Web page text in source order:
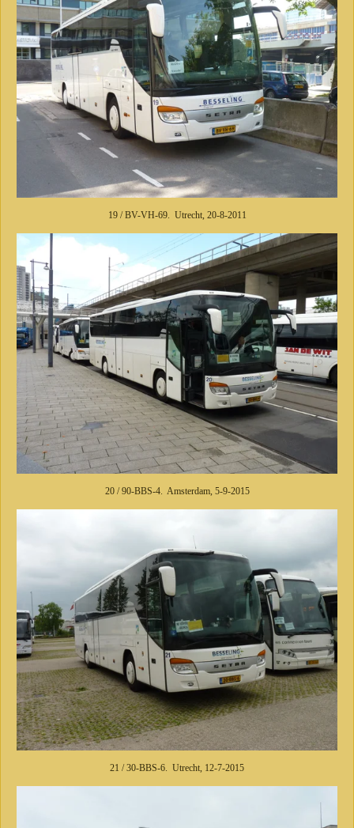
19 / BV-VH-69. Utrecht, 20-8-2011
20 / 90-BBS-4. Amsterdam, 5-9-2015
21 / 30-BBS-6. Utrecht, 12-7-2015